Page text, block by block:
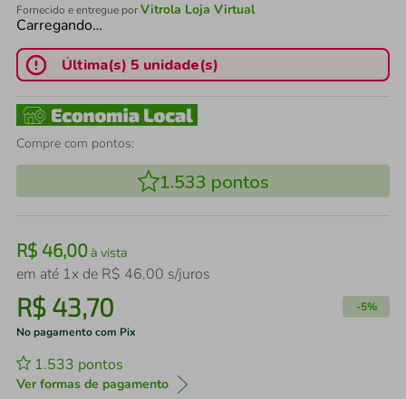
Fornecido e entregue porVitrola Loja Virtual
Carregando…
Última(s) 5 unidade(s)
Compre com pontos:
1.533 pontos
R$ 46,00à vista
em até 1x de R$ 46,00 s/juros
R$ 43,70 -5%
No pagamento com Pix
1.533 pontos
Ver formas de pagamento